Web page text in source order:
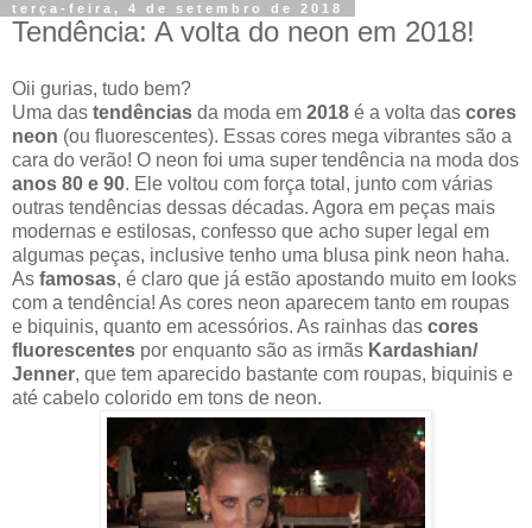
terça-feira, 4 de setembro de 2018
Tendência: A volta do neon em 2018!
Oii gurias, tudo bem?
Uma das tendências da moda em 2018 é a volta das cores
neon (ou fluorescentes). Essas cores mega vibrantes são a
cara do verão! O neon foi uma super tendência na moda dos
anos 80 e 90. Ele voltou com força total, junto com várias
outras tendências dessas décadas. Agora em peças mais
modernas e estilosas, confesso que acho super legal em
algumas peças, inclusive tenho uma blusa pink neon haha.
As famosas, é claro que já estão apostando muito em looks
com a tendência! As cores neon aparecem tanto em roupas
e biquinis, quanto em acessórios. As rainhas das cores
fluorescentes por enquanto são as irmãs Kardashian/
Jenner, que tem aparecido bastante com roupas, biquinis e
até cabelo colorido em tons de neon.